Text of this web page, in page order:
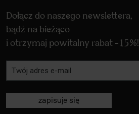
Dołącz do naszego newslettera,
bądź na bieżąco
i otrzymaj powitalny rabat -15%!
zapisuje się